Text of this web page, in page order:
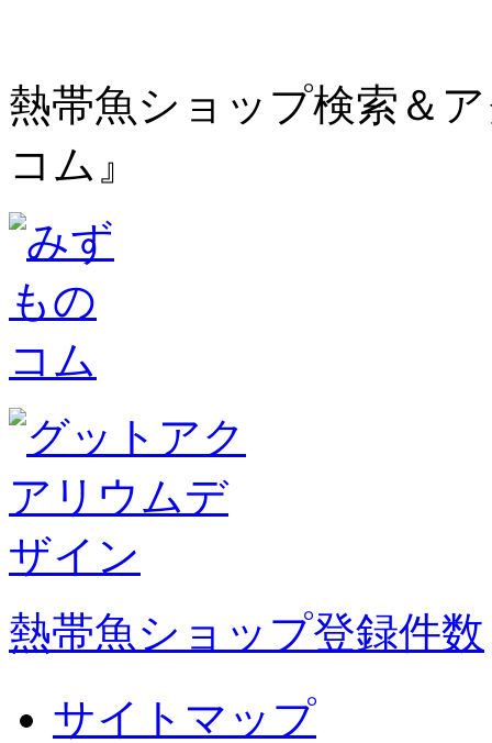
熱帯魚ショップ検索＆
コム』
熱帯魚ショップ登録件数
サイトマップ